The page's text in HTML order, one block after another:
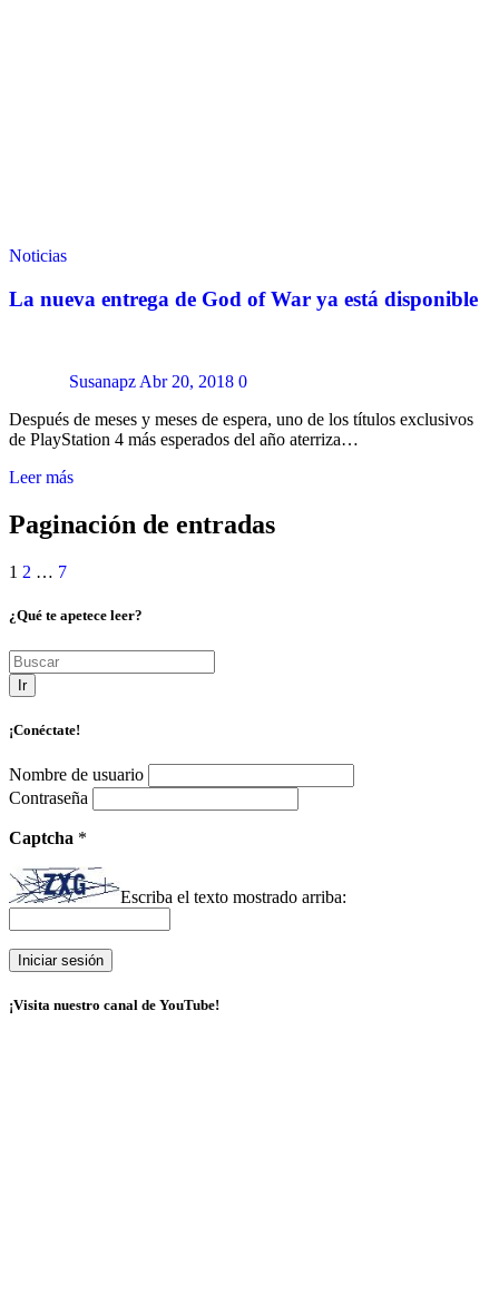
Noticias
La nueva entrega de God of War ya está disponible
Susanapz Abr 20, 2018 0
Después de meses y meses de espera, uno de los títulos exclusivos
de PlayStation 4 más esperados del año aterriza…
Leer más
Paginación de entradas
1 2 … 7
¿Qué te apetece leer?
Ir
¡Conéctate!
Nombre de usuario
Contraseña
Captcha *
Escriba el texto mostrado arriba:
¡Visita nuestro canal de YouTube!